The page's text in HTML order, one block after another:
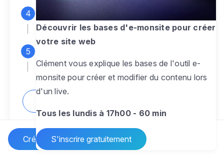
Créer un site Internet
Ajoutez des pagessans limite pour
présenter votre activité, votre passion
pour rendre votre site dynamique
Découvrir les bases d'e-monsite pour créer
votre site web
Clément vous explique les bases de l'outil e-
monsite pour créer et modifier du contenu lors
d'un live.
Tous les lundis à 17h00 - 60 min
S'inscrire gratuitement